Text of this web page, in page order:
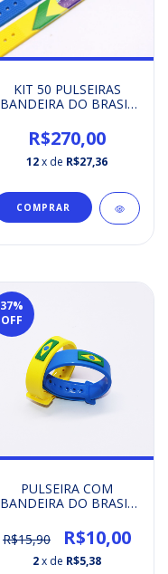
KIT 50 PULSEIRAS
BANDEIRA DO BRASIL
R$270,00
12x de R$27,36
COMPRAR
37%
OFF
PULSEIRA COM
BANDEIRA DO BRASIL
R$15,90
R$10,00
2x de R$5,38